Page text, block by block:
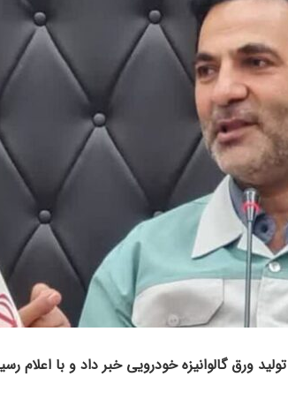
درصدی در تولید ورق گالوانیزه خودرویی خبر داد و با